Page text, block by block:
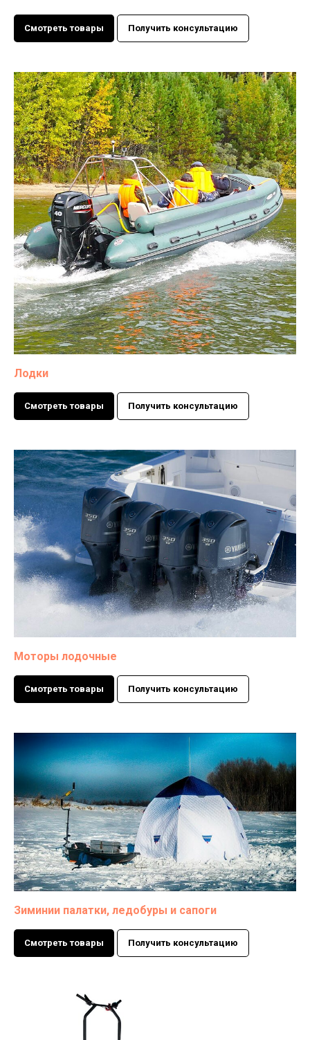
Смотреть товары Получить консультацию
Лодки
Смотреть товары Получить консультацию
Моторы лодочные
Смотреть товары Получить консультацию
Зиминии палатки, ледобуры и сапоги
Смотреть товары Получить консультацию